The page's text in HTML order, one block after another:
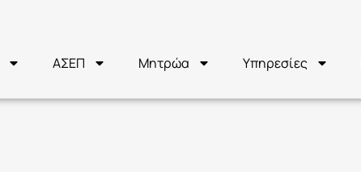
ΑΣΕΠ Μητρώα Υπηρεσίες